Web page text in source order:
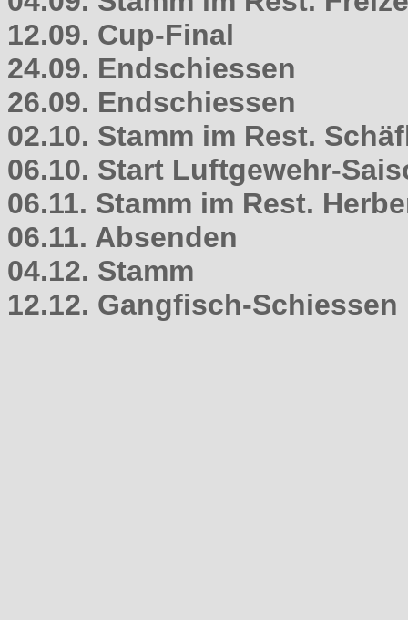
12.09. Cup-Final
24.09. Endschiessen
26.09. Endschiessen
02.10. Stamm im Rest.
06.10. Start Luftgewehr-
06.11. Stamm im Rest.
06.11. Absenden
04.12. Stamm
12.12. Gangfisch-Schiessen